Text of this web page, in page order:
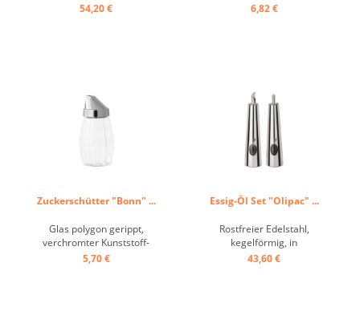
54,20 €
6,82 €
Zuckerschütter "Bonn" ...
Glas polygon gerippt,
verchromter Kunststoff-
Deckel ...
5,70 €
Essig-Öl Set "Olipac" ...
Rostfreier Edelstahl,
kegelförmig, in
Geschenkverpackung ...
43,60 €